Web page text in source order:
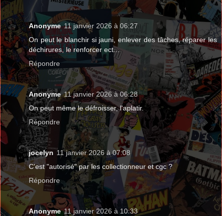
Anonyme 11 janvier 2026 à 06:27
On peut le blanchir si jauni, enlever des tâches, réparer les
déchirures, le renforcer ect...
Répondre
Anonyme 11 janvier 2026 à 06:28
On peut même le défroisser, l'aplatir.
Répondre
jocelyn 11 janvier 2026 à 07:08
C'est "autorisé" par les collectionneur et cgc ?
Répondre
Anonyme 11 janvier 2026 à 10:33